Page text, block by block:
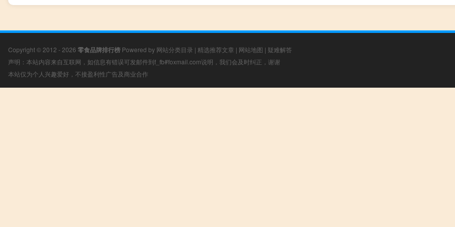
Copyright © 2012 - 2026 零食品牌排行榜 Powered by 网站分类目录 | 精选推荐文章 | 网站地图 | 疑难解答
声明：本站内容来自互联网，如信息有错误可发邮件到f_fb#foxmail.com说明，我们会及时纠正，谢谢
本站仅为个人兴趣爱好，不接盈利性广告及商业合作